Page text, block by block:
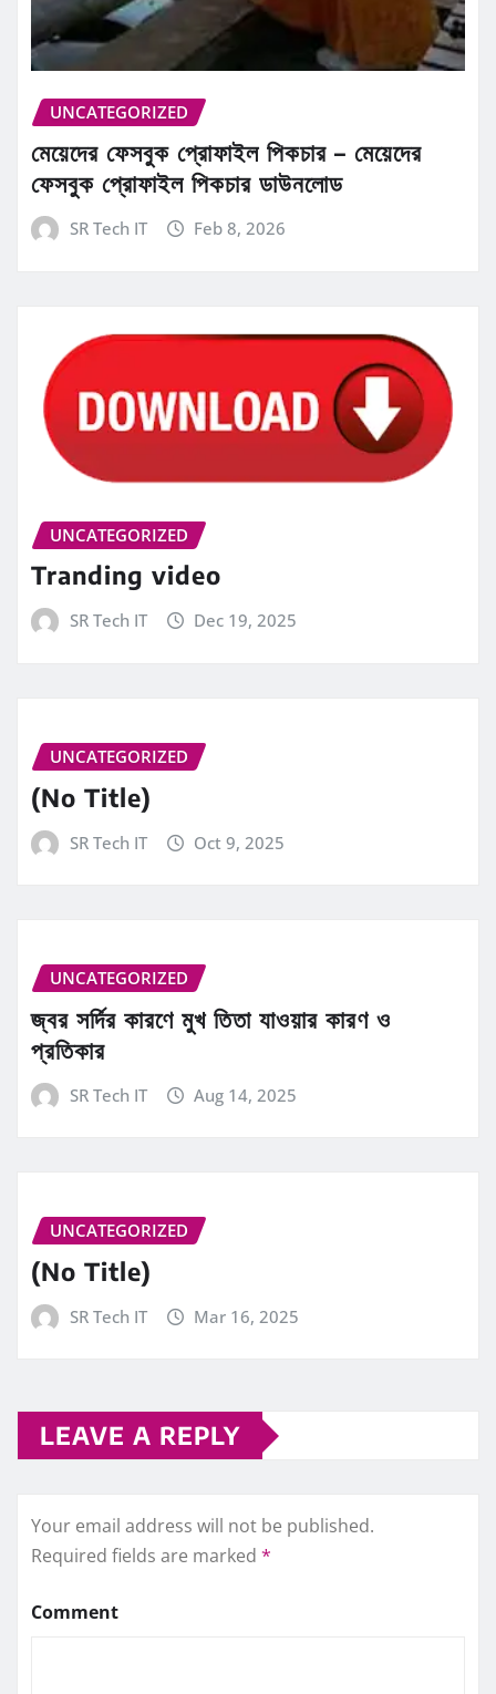
UNCATEGORIZED
মেয়েদের ফেসবুক প্রোফাইল পিকচার – মেয়েদের
ফেসবুক প্রোফাইল পিকচার ডাউনলোড
SR Tech IT Feb 8, 2026
UNCATEGORIZED
Tranding video
SR Tech IT Dec 19, 2025
UNCATEGORIZED
(No Title)
SR Tech IT Oct 9, 2025
UNCATEGORIZED
জ্বর সর্দির কারণে মুখ তিতা যাওয়ার কারণ ও
প্রতিকার
SR Tech IT Aug 14, 2025
UNCATEGORIZED
(No Title)
SR Tech IT Mar 16, 2025
LEAVE A REPLY
Your email address will not be published.
Required fields are marked *
Comment